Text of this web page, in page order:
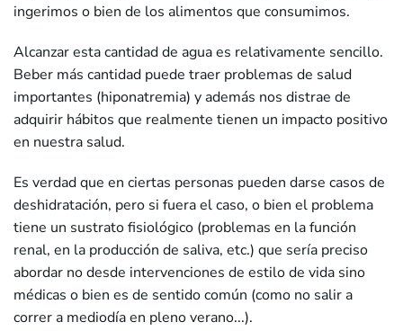
ingerimos o bien de los alimentos que consumimos.
Alcanzar esta cantidad de agua es relativamente sencillo.
Beber más cantidad puede traer problemas de salud
importantes (hiponatremia) y además nos distrae de
adquirir hábitos que realmente tienen un impacto positivo
en nuestra salud.
Es verdad que en ciertas personas pueden darse casos de
deshidratación, pero si fuera el caso, o bien el problema
tiene un sustrato fisiológico (problemas en la función
renal, en la producción de saliva, etc.) que sería preciso
abordar no desde intervenciones de estilo de vida sino
médicas o bien es de sentido común (como no salir a
correr a mediodía en pleno verano...).